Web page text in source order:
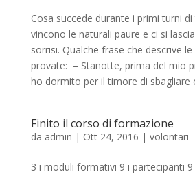
Cosa succede durante i primi turni
vincono le naturali paure e ci si
sorrisi. Qualche frase che descrive
provate: – Stanotte, prima del mio
ho dormito per il timore di sbagliare
Finito il corso di formazione
da admin | Ott 24, 2016 | volontari
3 i moduli formativi 9 i partecipanti